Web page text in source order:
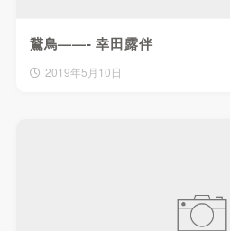
鵞鳥——- 幸田露伴
2019年5月10日